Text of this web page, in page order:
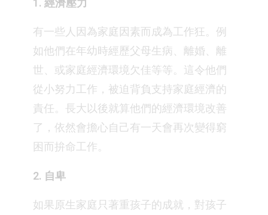
1. 經濟壓力
有一些人因為家庭因素而成為工作狂。例
如他們在年幼時經歷父母生病、離婚、離
世、或家庭經濟環境欠佳等等。這令他們
從小努力工作，被迫背負支持家庭經濟的
責任。長大以後就算他們的經濟環境改善
了，依然會擔心自己有一天會再次變得窮
困而拚命工作。
2. 自卑
如果原生家庭只著重孩子的成就，對孩子